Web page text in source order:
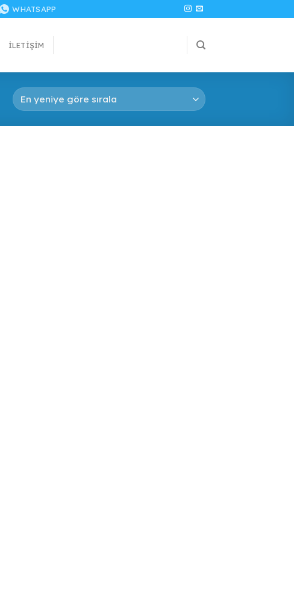
WHATSAPP
İLETIŞIM